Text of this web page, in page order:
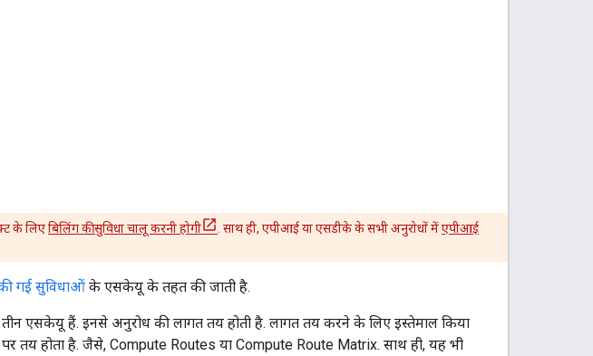
के लिएबिलिंग की सुविधा चालू करनी होगी . साथ ही, एपीआई या एसडीके के सभी अनुरोधों मेंएपीआई
गई सुविधाओंके एसकेयू के तहत की जाती है.
तीन एसकेयू हैं. इनसे अनुरोध की लागत तय होती है. लागत तय करने के लिए इस्तेमाल किया
होता है. जैसे, Compute Routes या Compute Route Matrix. साथ ही, यह भी